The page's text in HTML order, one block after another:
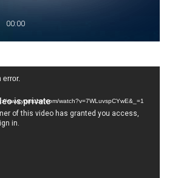
error.
www.youtube.com/watch?v=7WLuvspCYwE&_=1